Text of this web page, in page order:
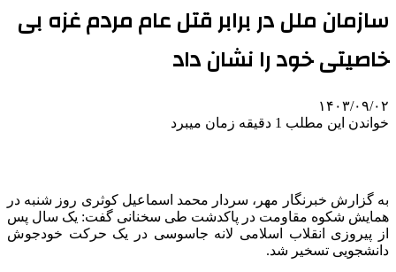
سازمان ملل در برابر قتل عام مردم غزه بی
خاصیتی خود را نشان داد
۱۴۰۳/۰۹/۰۲
خواندن این مطلب 1 دقیقه زمان میبرد
به گزارش خبرنگار مهر، سردار محمد اسماعیل کوثری روز شنبه در
همایش شکوه مقاومت در پاکدشت طی سخنانی گفت: یک سال پس
از پیروزی انقلاب اسلامی لانه جاسوسی در یک حرکت خودجوش
دانشجویی تسخیر شد.